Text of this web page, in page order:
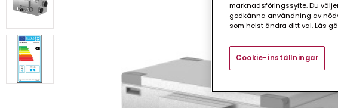
marknadsföringssyfte. Du
godkänna användning av
som helst ändra ditt val. Läs
Cookie-inställningar